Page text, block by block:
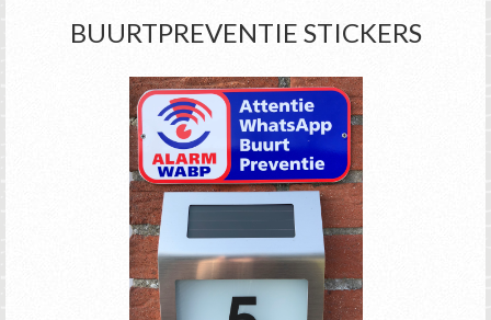
BUURTPREVENTIE STICKERS